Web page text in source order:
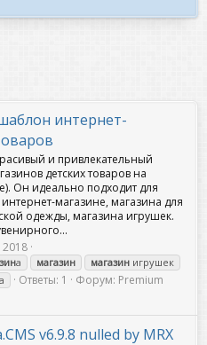
интернет-
и привлекательный
детских товаров на
Он идеально подходит для
магазине, магазина для
одежды, магазина игрушек.
а магазин магазин игрушек
а Ответы: 1 Форум: Premium
v6.9.8 nulled by MRX